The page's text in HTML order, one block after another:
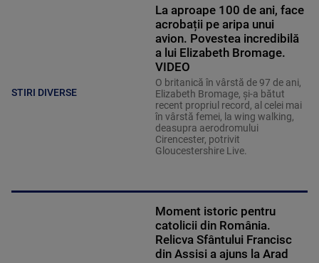
STIRI DIVERSE
La aproape 100 de ani, face
acrobații pe aripa unui
avion. Povestea incredibilă
a lui Elizabeth Bromage.
VIDEO
O britanică în vârstă de 97 de ani,
Elizabeth Bromage, şi-a bătut
recent propriul record, al celei mai
în vârstă femei, la wing walking,
deasupra aerodromului
Cirencester, potrivit
Gloucestershire Live.
Moment istoric pentru
catolicii din România.
Relicva Sfântului Francisc
din Assisi a ajuns la Arad